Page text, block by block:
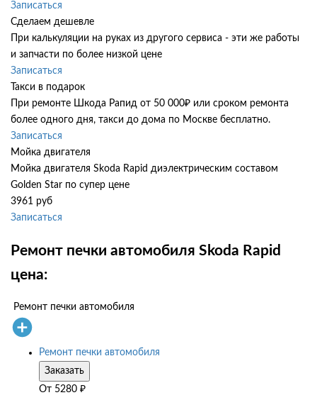
Записаться
Сделаем дешевле
При калькуляции на руках из другого сервиса - эти же работы
и запчасти по более низкой цене
Записаться
Такси в подарок
При ремонте Шкода Рапид от 50 000₽ или сроком ремонта
более одного дня, такси до дома по Москве бесплатно.
Записаться
Мойка двигателя
Мойка двигателя Skoda Rapid диэлектрическим составом
Golden Star по супер цене
3961 руб
Записаться
Ремонт печки автомобиля Skoda Rapid
цена:
Ремонт печки автомобиля
Ремонт печки автомобиля
Заказать
От 5280 ₽